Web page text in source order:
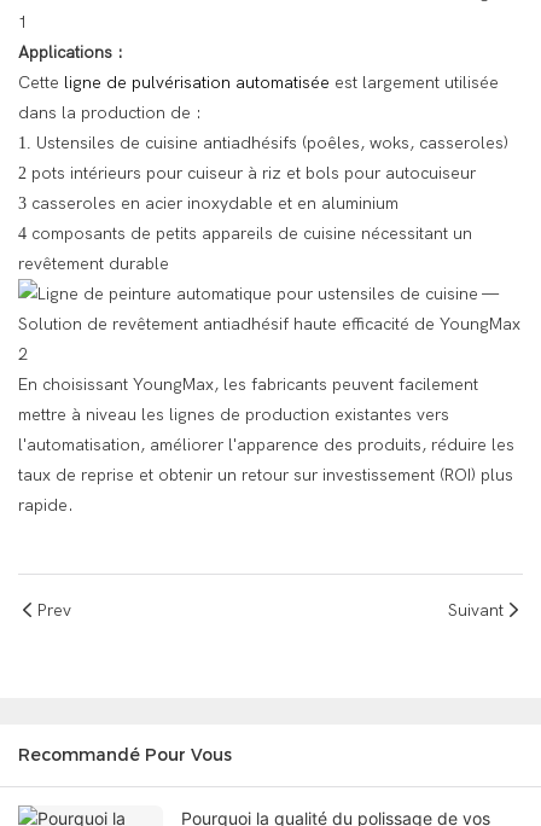
Applications :
Cette ligne de pulvérisation automatisée est largement utilisée
dans la production de :
1. Ustensiles de cuisine antiadhésifs (poêles, woks, casseroles)
2 pots intérieurs pour cuiseur à riz et bols pour autocuiseur
3 casseroles en acier inoxydable et en aluminium
4 composants de petits appareils de cuisine nécessitant un
revêtement durable
En choisissant YoungMax, les fabricants peuvent facilement
mettre à niveau les lignes de production existantes vers
l'automatisation, améliorer l'apparence des produits, réduire les
taux de reprise et obtenir un retour sur investissement (ROI) plus
rapide.
Prev Suivant
Recommandé Pour Vous
Pourquoi la qualité du polissage de vos